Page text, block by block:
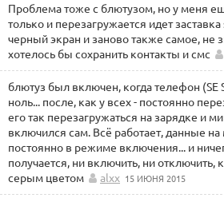
Проблема тоже с блютузом, но у меня
только и перезагружается идет
черный экран и заново также самое, не
хотелось бы сохранить контакты и смс
блютуз был включен, когда телефон (SE
ноль... после, как у всех - постоянно
его так перезагружаться на зарядке и
включился сам. Всё работает, данные
постоянно в режиме включения... и
получается, ни включить, ни отключить,
серым цветом
alxx 15 ИЮНЯ 2015